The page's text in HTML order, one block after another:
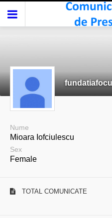
Nume
Mioara Iofciulescu
Sex
Female
TOTAL COMUNICATE